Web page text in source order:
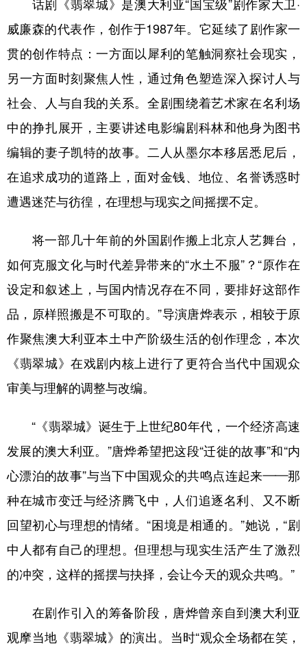
文化产业
地方频道
辽宁 吉林 上海 江苏
浙江 安徽 福建 江西
山东 河南 湖北 湖南
广东 广西 海南 重庆
四川 贵州 云南 西藏
陕西 甘肃 青海 宁夏
新疆 内蒙古 黑龙江
多语种频道
Deutsch Português
话剧《翡翠城》是澳大利亚“国宝级”剧作家大卫·
威廉森的代表作，创作于1987年。它延续了剧作家一
贯的创作特点：一方面以犀利的笔触洞察社会现实，
另一方面时刻聚焦人性，通过角色塑造深入探讨人与
社会、人与自我的关系。全剧围绕着艺术家在名利场
中的挣扎展开，主要讲述电影编剧科林和他身为图书
编辑的妻子凯特的故事。二人从墨尔本移居悉尼后，
在追求成功的道路上，面对金钱、地位、名誉诱惑时
遭遇迷茫与彷徨，在理想与现实之间摇摆不定。
将一部几十年前的外国剧作搬上北京人艺舞台，
如何克服文化与时代差异带来的“水土不服”？“原作在
设定和叙述上，与国内情况存在不同，要排好这部作
品，原样照搬是不可取的。”导演唐烨表示，相较于原
作聚焦澳大利亚本土中产阶级生活的创作理念，本次
《翡翠城》在戏剧内核上进行了更符合当代中国观众
审美与理解的调整与改编。
“《翡翠城》诞生于上世纪80年代，一个经济高速
发展的澳大利亚。”唐烨希望把这段“迁徙的故事”和“内
心漂泊的故事”与当下中国观众的共鸣点连起来——那
种在城市变迁与经济腾飞中，人们追逐名利、又不断
回望初心与理想的情绪。“困境是相通的。”她说，“剧
中人都有自己的理想。但理想与现实生活产生了激烈
的冲突，这样的摇摆与抉择，会让今天的观众共鸣。”
在剧作引入的筹备阶段，唐烨曾亲自到澳大利亚
观摩当地《翡翠城》的演出。当时“观众全场都在笑，